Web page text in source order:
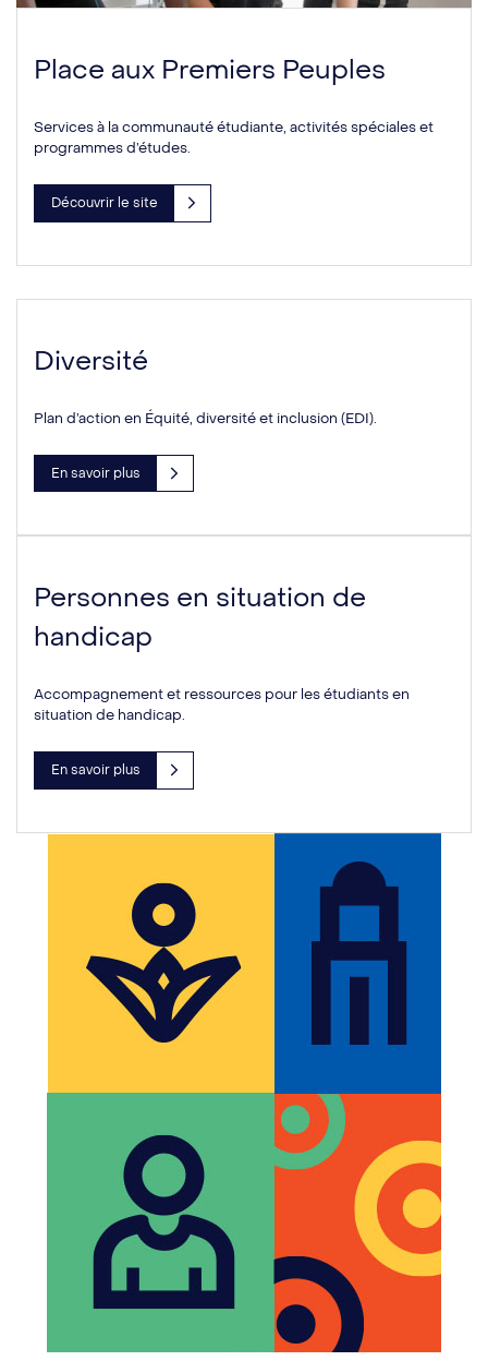
Place aux Premiers Peuples
Services à la communauté étudiante, activités spéciales et
programmes d’études.
Découvrir le site
Diversité
Plan d’action en Équité, diversité et inclusion (EDI).
En savoir plus
Personnes en situation de
handicap
Accompagnement et ressources pour les étudiants en
situation de handicap.
En savoir plus